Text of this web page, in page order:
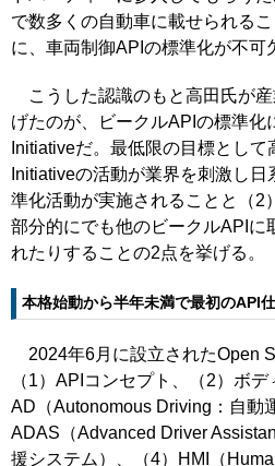
で数多くの自動車に載せられる
に、車両制御APIの標準化が不可
こうした認識のもと高田氏が
げたのが、ビークルAPIの標準化
Initiativeだ。最低限の目標とし
Initiativeの活動が業界を刺激し
準化活動が実施されることと（2
部分的にでも他のビークルAPIに
れたりすることの2点を挙げる。
本格始動から半年未満で最初のAPI
2024年6月に設立されたOpen
（1）APIコンセプト、（2）ボデ
AD（Autonomous Driving：自動
ADAS（Advanced Driver
援システム）、（4）HMI（